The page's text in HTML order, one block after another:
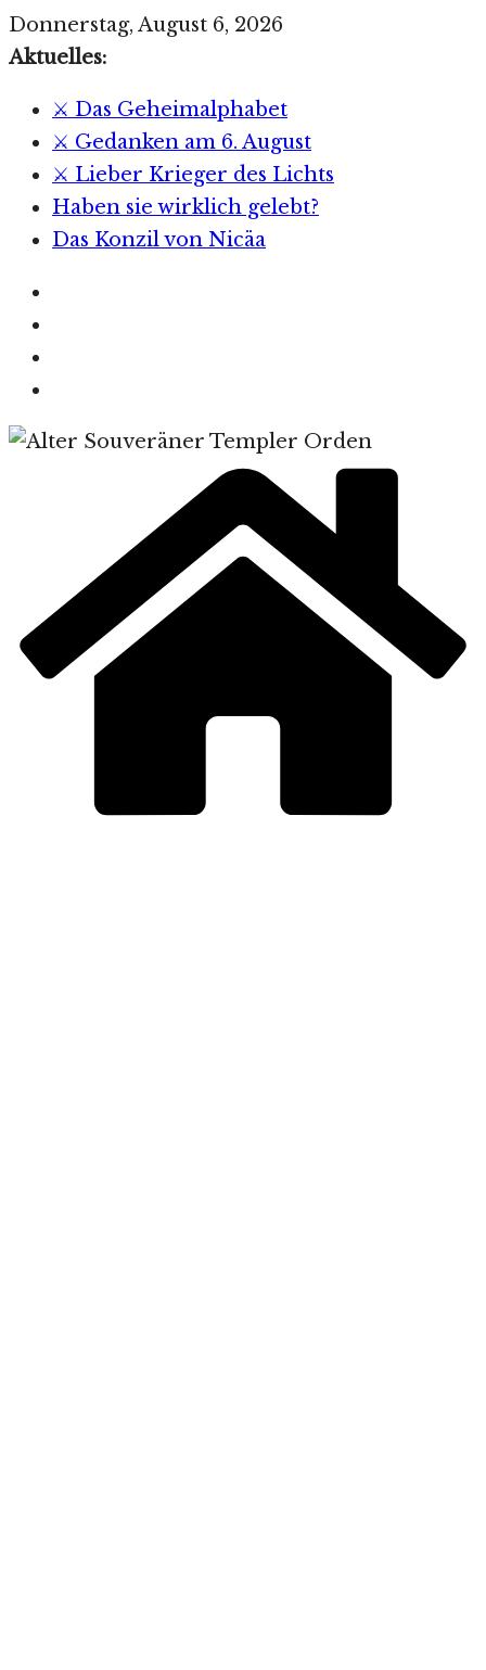
Zum
Inhalt
Donnerstag, August 6, 2026
Aktuelles:
⚔️ Das Geheimalphabet
⚔️ Gedanken am 6. August
⚔️ Lieber Krieger des Lichts
Haben sie wirklich gelebt?
Das Konzil von Nicäa